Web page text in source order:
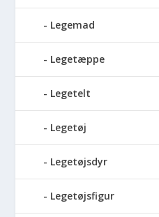
Legemad
Legetæppe
Legetelt
Legetøj
Legetøjsdyr
Legetøjsfigur